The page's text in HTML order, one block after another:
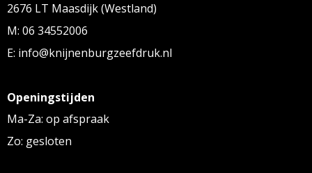
2676 LT Maasdijk (Westland)
M: 06 34552006
E: info@knijnenburgzeefdruk.nl
Openingstijden
Ma-Za: op afspraak
Zo: gesloten